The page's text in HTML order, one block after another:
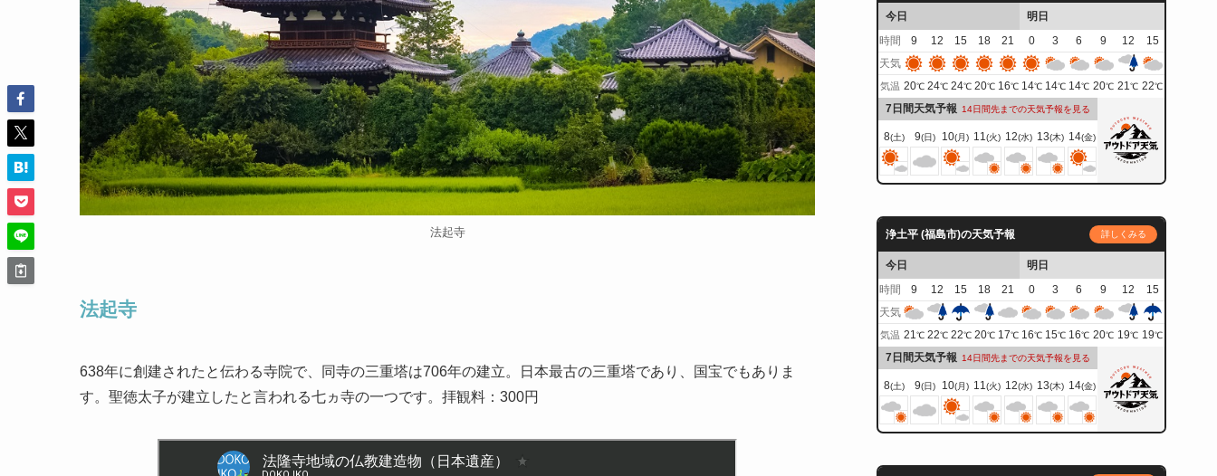
法起寺
法起寺
638年に創建されたと伝わる寺院で、同寺の三重塔は706年の建立。日本最古の三重塔であり、国宝でもありま
す。聖徳太子が建立したと言われる七ヵ寺の一つです。拝観料：300円
今日
明日
時間
9 12 15 18 21 0 3 6 9 12
15
天気
気温 20℃ 24℃ 24℃ 20℃ 16℃ 14℃ 14℃ 14℃ 20℃ 21℃ 22℃
7日間天気予報 14日間先までの天気予報を見る
8(土) 9(日) 10(月) 11(火) 12(水) 13(木) 14(金)
浄土平 (福島市)の天気予報 詳しくみる
今日
明日
時間
9 12 15 18 21 0 3 6 9 12
15
天気
気温 21℃ 22℃ 22℃ 20℃ 17℃ 16℃ 15℃ 16℃ 20℃ 19℃ 19℃
7日間天気予報 14日間先までの天気予報を見る
8(土) 9(日) 10(月) 11(火) 12(水) 13(木) 14(金)